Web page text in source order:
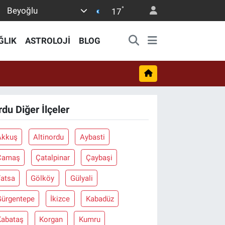
Beyoğlu 17°
ASTROLOJİ BLOG
Diğer İlçeler
Altinordu Aybasti
Çatalpinar Çaybaşi
Gölköy Gülyali
İkizce Kabadüz
Korgan Kumru